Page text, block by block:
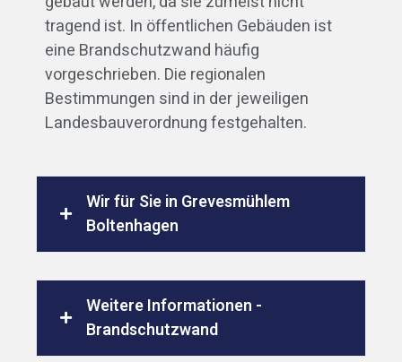
tragend ist. In öffentlichen Gebäuden ist
eine Brandschutzwand häufig
vorgeschrieben. Die regionalen
Bestimmungen sind in der jeweiligen
Landesbauverordnung festgehalten.
Wir für Sie in Grevesmühlem
Boltenhagen
Weitere Informationen -
Brandschutzwand